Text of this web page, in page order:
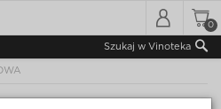
0
Szukaj w Vinoteka